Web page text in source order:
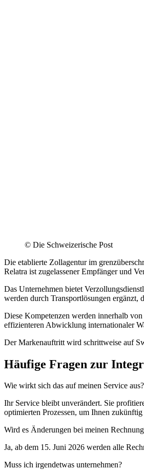
© Die Schweizerische Post
Die etablierte Zollagentur im
Relatra ist zugelassener Empfänger und
Das Unternehmen bietet
werden durch Transportlösungen ergänzt,
Diese Kompetenzen werden innerhalb
effizienteren Abwicklung internationaler
Der Markenauftritt wird schrittweise auf
Häufige Fragen zur
Wie wirkt sich das auf meinen Service aus?
Ihr Service bleibt unverändert. Sie
optimierten Prozessen, um Ihnen
Wird es Änderungen bei meinen
Ja, ab dem 15. Juni 2026 werden alle
Muss ich irgendetwas unternehmen?